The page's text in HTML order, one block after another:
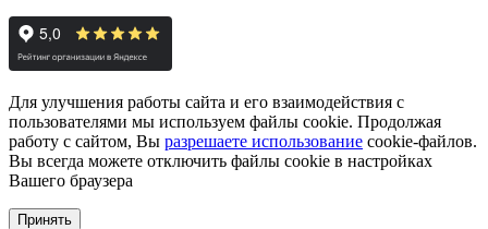
Для улучшения работы сайта и его взаимодействия с
пользователями мы используем файлы cookie. Продолжая
работу с сайтом, Вы разрешаете использование cookie-файлов.
Вы всегда можете отключить файлы cookie в настройках
Вашего браузера
Принять